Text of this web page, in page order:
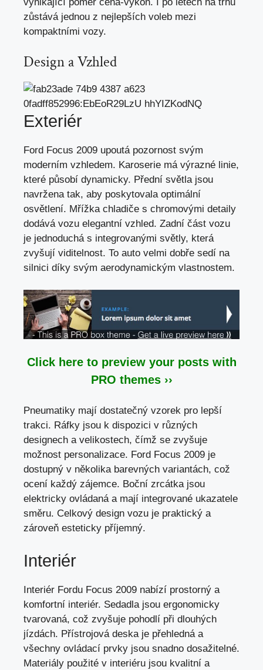
vynikající poměr cena-výkon. I po letech na trhu
zůstává jednou z nejlepších voleb mezi
kompaktními vozy.
Design a Vzhled
Exteriér
Ford Focus 2009 upoutá pozornost svým
moderním vzhledem. Karoserie má výrazné linie,
které působí dynamicky. Přední světla jsou
navržena tak, aby poskytovala optimální
osvětlení. Mřížka chladiče s chromovými detaily
dodává vozu elegantní vzhled. Zadní část vozu
je jednoduchá s integrovanými světly, která
zvyšují viditelnost. To auto velmi dobře sedí na
silnici díky svým aerodynamickým vlastnostem.
Click here to preview your posts with
PRO themes ››
Pneumatiky mají dostatečný vzorek pro lepší
trakci. Ráfky jsou k dispozici v různých
designech a velikostech, čímž se zvyšuje
možnost personalizace. Ford Focus 2009 je
dostupný v několika barevných variantách, což
ocení každý zájemce. Boční zrcátka jsou
elektricky ovládaná a mají integrované ukazatele
směru. Celkový design vozu je praktický a
zároveň esteticky příjemný.
Interiér
Interiér Fordu Focus 2009 nabízí prostorný a
komfortní interiér. Sedadla jsou ergonomicky
tvarovaná, což zvyšuje pohodlí při dlouhých
jízdách. Přístrojová deska je přehledná a
všechny ovládací prvky jsou snadno dosažitelné.
Materiály použité v interiéru jsou kvalitní a